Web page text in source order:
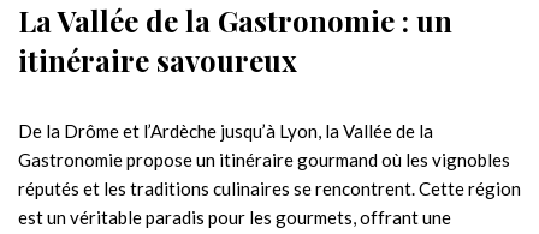
La Vallée de la Gastronomie : un
itinéraire savoureux
De la Drôme et l’Ardèche jusqu’à Lyon, la Vallée de la
Gastronomie propose un itinéraire gourmand où les vignobles
réputés et les traditions culinaires se rencontrent. Cette région
est un véritable paradis pour les gourmets, offrant une